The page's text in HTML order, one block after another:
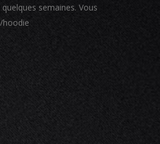
semaines. Vous
hoodie